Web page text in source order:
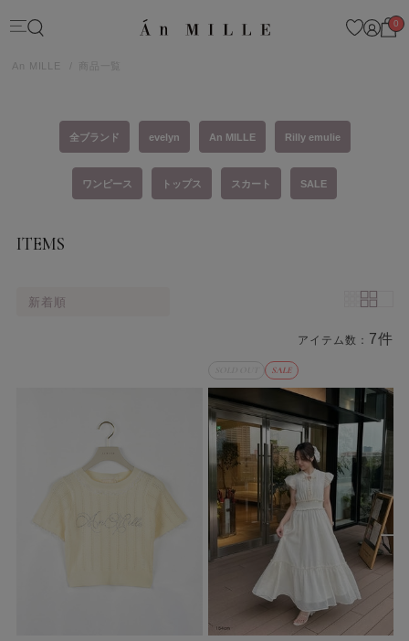
0
An MILLE 商品一覧
全ブランド evelyn An MILLE Rilly emulie
ワンピース トップス スカート SALE
ITEMS
新着順
アイテム数： 7件
SALE